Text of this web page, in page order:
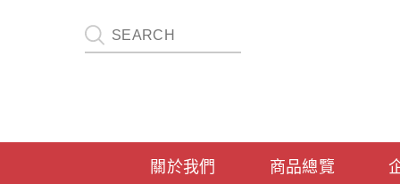
關於我們 商品總覽